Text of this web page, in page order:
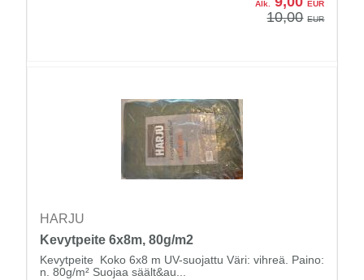
Alk. EUR
10,00 EUR
HARJU
Kevytpeite 6x8m, 80g/m2
Kevytpeite Koko 6x8 m UV-suojattu Väri: vihreä. Paino:
n. 80g/m² Suojaa säält&au...